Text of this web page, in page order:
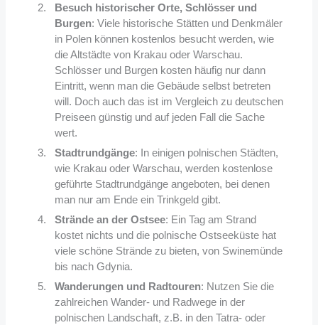
Besuch historischer Orte, Schlösser und
Burgen: Viele historische Stätten und Denkmäler
in Polen können kostenlos besucht werden, wie
die Altstädte von Krakau oder Warschau.
Schlösser und Burgen kosten häufig nur dann
Eintritt, wenn man die Gebäude selbst betreten
will. Doch auch das ist im Vergleich zu deutschen
Preiseen günstig und auf jeden Fall die Sache
wert.
Stadtrundgänge: In einigen polnischen Städten,
wie Krakau oder Warschau, werden kostenlose
geführte Stadtrundgänge angeboten, bei denen
man nur am Ende ein Trinkgeld gibt.
Strände an der Ostsee: Ein Tag am Strand
kostet nichts und die polnische Ostseeküste hat
viele schöne Strände zu bieten, von Swinemünde
bis nach Gdynia.
Wanderungen und Radtouren: Nutzen Sie die
zahlreichen Wander- und Radwege in der
polnischen Landschaft, z.B. in den Tatra- oder